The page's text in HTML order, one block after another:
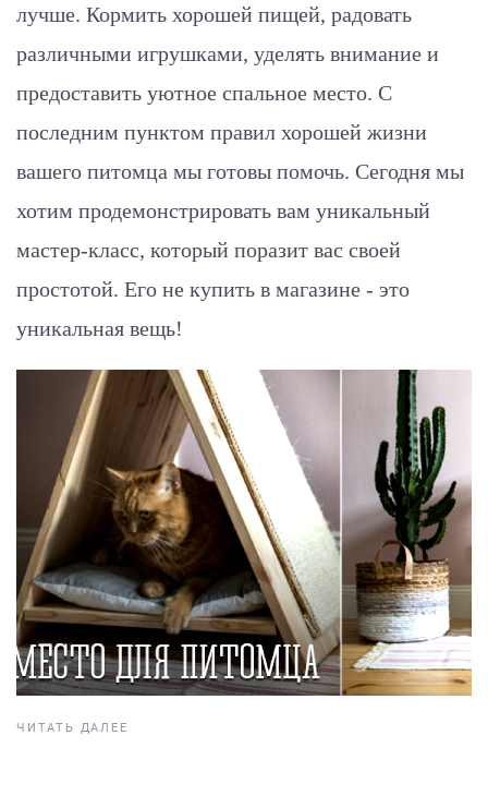
лучше. Кормить хорошей пищей, радовать
различными игрушками, уделять внимание и
предоставить уютное спальное место. С
последним пунктом правил хорошей жизни
вашего питомца мы готовы помочь. Сегодня мы
хотим продемонстрировать вам уникальный
мастер-класс, который поразит вас своей
простотой. Его не купить в магазине - это
уникальная вещь!
ЧИТАТЬ ДАЛЕЕ